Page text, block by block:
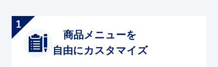
商品メニューを
自由にカスタマイズ